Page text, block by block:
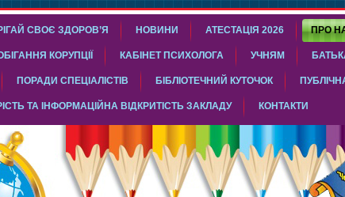
СВОЄ ЗДОРОВ’Я НОВИНИ АТЕСТАЦІЯ 2026 ПРО
КОРУПЦІЇ КАБІНЕТ ПСИХОЛОГА УЧНЯМ
ПОРАДИ СПЕЦІАЛІСТІВ БІБЛІОТЕЧНИЙ КУТОЧОК
ТА ІНФОРМАЦІЙНА ВІДКРИТІСТЬ ЗАКЛАДУ КОНТАКТИ